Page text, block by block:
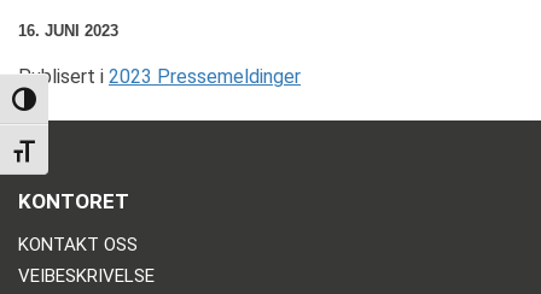
TOGGLE HIGH CONTRAST
TOGGLE FONT SIZE
16. JUNI 2023
Publisert i 2023 Pressemeldinger
KONTORET
KONTAKT OSS
VEIBESKRIVELSE